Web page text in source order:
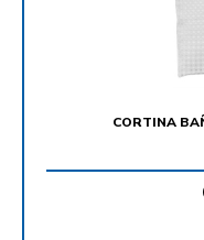
CORTINA